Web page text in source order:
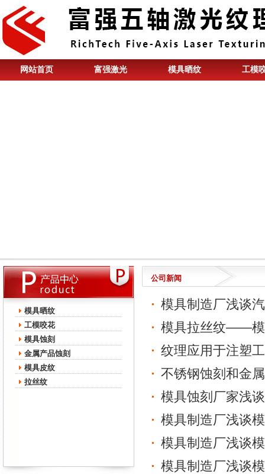
网站首页 富强激光 模具晒纹 工模
模具晒纹
工模咬花
模具蚀刻
金属产品蚀刻
模具皮纹
拉丝纹
公司新闻
模具制造厂浅谈
模具拉丝纹——模
纹理应用于注塑
不锈钢蚀刻和金
模具蚀刻厂家浅
模具制造厂浅谈
模具制造厂浅谈
模具制造厂浅谈